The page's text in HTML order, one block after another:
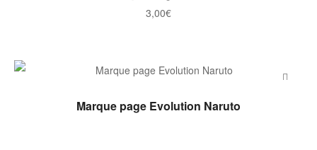
3,00€
LIRE LA SUITE
Marque page Evolution Naruto